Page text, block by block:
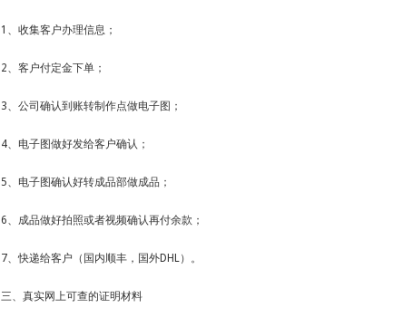
1、收集客户办理信息；
2、客户付定金下单；
3、公司确认到账转制作点做电子图；
4、电子图做好发给客户确认；
5、电子图确认好转成品部做成品；
6、成品做好拍照或者视频确认再付余款；
7、快递给客户（国内顺丰，国外DHL）。
三、真实网上可查的证明材料